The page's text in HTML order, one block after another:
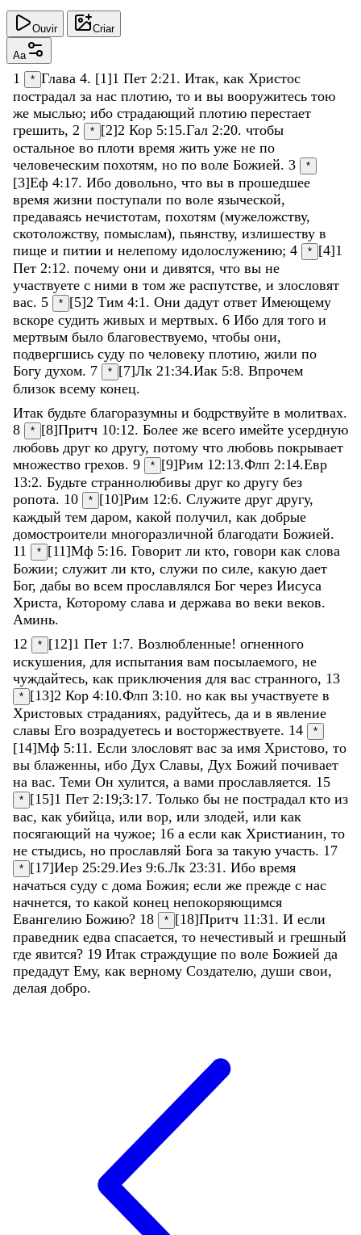
Ouvir Criar
Aa
1 * Глава 4. [1]1 Пет 2:21 . Итак, как Христос
пострадал за нас плотию, то и вы вооружитесь тою
же мыслью; ибо страдающий плотию перестает
грешить, 2 * [2]2 Кор 5:15.Гал 2:20. чтобы
остальное во плоти время жить уже не по
человеческим похотям, но по воле Божией. 3 *
[3]Еф 4:17. Ибо довольно, что вы в прошедшее
время жизни поступали по воле языческой,
предаваясь нечистотам, похотям (мужеложству,
скотоложству, помыслам), пьянству, излишеству в
пище и питии и нелепому идолослужению; 4 * [4]1
Пет 2:12. почему они и дивятся, что вы не
участвуете с ними в том же распутстве, и злословят
вас. 5 * [5]2 Тим 4:1 . Они дадут ответ Имеющему
вскоре судить живых и мертвых. 6 Ибо для того и
мертвым было благовествуемо, чтобы они,
подвергшись суду по человеку плотию, жили по
Богу духом. 7 * [7]Лк 21:34.Иак 5:8. Впрочем
близок всему конец.
Итак будьте благоразумны и бодрствуйте в молитвах.
8
* [8]Притч 10:12. Более же всего имейте усердную
любовь друг ко другу, потому что любовь покрывает
множество грехов. 9 * [9]Рим 12:13.Флп 2:14.Евр
13:2. Будьте страннолюбивы друг ко другу без
ропота. 10 * [10]Рим 12:6. Служите друг другу,
каждый тем даром, какой получил, как добрые
домостроители многоразличной благодати Божией.
11
* [11]Мф 5:16. Говорит ли кто, говори как слова
Божии; служит ли кто, служи по силе, какую дает
Бог, дабы во всем прославлялся Бог через Иисуса
Христа, Которому слава и держава во веки веков.
Аминь.
12
* [12]1 Пет 1:7. Возлюбленные! огненного
искушения, для испытания вам посылаемого, не
чуждайтесь, как приключения для вас странного, 13
* [13]2 Кор 4:10.Флп 3:10. но как вы участвуете в
Христовых страданиях, радуйтесь, да и в явление
славы Его возрадуетесь и восторжествуете. 14 *
[14]Мф 5:11 . Если злословят вас за имя Христово, то
вы блаженны, ибо Дух Славы, Дух Божий почивает
на вас. Теми Он хулится, а вами прославляется. 15
* [15]1 Пет 2:19;3:17. Только бы не пострадал кто из
вас, как убийца, или вор, или злодей, или как
посягающий на чужое; 16 а если как Христианин, то
не стыдись, но прославляй Бога за такую участь. 17
* [17]Иер 25:29.Иез 9:6.Лк 23:31 . Ибо время
начаться суду с дома Божия; если же прежде с нас
начнется, то какой конец непокоряющимся
Евангелию Божию? 18 * [18]Притч 11:31 . И если
праведник едва спасается, то нечестивый и грешный
где явится? 19 Итак страждущие по воле Божией да
предадут Ему, как верному Создателю, души свои,
делая добро.